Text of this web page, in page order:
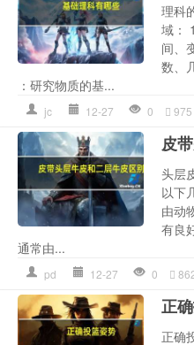
理科
域：
间、
数、
：研究物质的基...
jc 12-27 0 975
皮
头层
以下
由动
有良
通常由...
pd 12-27 0
正
正确